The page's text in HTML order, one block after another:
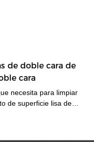
de doble cara de
cara
necesita para limpiar
de superficie lisa de